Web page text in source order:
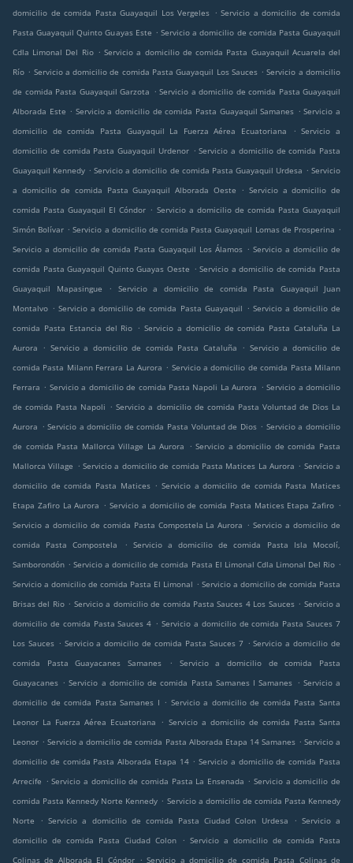
domicilio de comida Pasta Guayaquil Los Vergeles . Servicio a domicilio de comida
Pasta Guayaquil Quinto Guayas Este . Servicio a domicilio de comida Pasta Guayaquil
Cdla Limonal Del Rio . Servicio a domicilio de comida Pasta Guayaquil Acuarela del
Río . Servicio a domicilio de comida Pasta Guayaquil Los Sauces . Servicio a domicilio
de comida Pasta Guayaquil Garzota . Servicio a domicilio de comida Pasta Guayaquil
Alborada Este . Servicio a domicilio de comida Pasta Guayaquil Samanes . Servicio a
domicilio de comida Pasta Guayaquil La Fuerza Aérea Ecuatoriana
. Servicio a
domicilio de comida Pasta Guayaquil Urdenor . Servicio a domicilio de comida Pasta
Guayaquil Kennedy . Servicio a domicilio de comida Pasta Guayaquil Urdesa . Servicio
a domicilio de comida Pasta Guayaquil Alborada Oeste
. Servicio a domicilio de
comida Pasta Guayaquil El Cóndor . Servicio a domicilio de comida Pasta Guayaquil
Simón Bolívar . Servicio a domicilio de comida Pasta Guayaquil Lomas de Prosperina .
Servicio a domicilio de comida Pasta Guayaquil Los Álamos . Servicio a domicilio de
comida Pasta Guayaquil Quinto Guayas Oeste . Servicio a domicilio de comida Pasta
Guayaquil Mapasingue
.
Servicio a domicilio de comida Pasta Guayaquil Juan
Montalvo . Servicio a domicilio de comida Pasta Guayaquil . Servicio a domicilio de
comida Pasta Estancia del Rio . Servicio a domicilio de comida Pasta Cataluña La
Aurora
. Servicio a domicilio de comida Pasta Cataluña . Servicio a domicilio de
comida Pasta Milann Ferrara La Aurora . Servicio a domicilio de comida Pasta Milann
Ferrara . Servicio a domicilio de comida Pasta Napoli La Aurora . Servicio a domicilio
de comida Pasta Napoli . Servicio a domicilio de comida Pasta Voluntad de Dios La
Aurora . Servicio a domicilio de comida Pasta Voluntad de Dios . Servicio a domicilio
de comida Pasta Mallorca Village La Aurora
. Servicio a domicilio de comida Pasta
Mallorca Village . Servicio a domicilio de comida Pasta Matices La Aurora . Servicio a
domicilio de comida Pasta Matices . Servicio a domicilio de comida Pasta Matices
Etapa Zafiro La Aurora . Servicio a domicilio de comida Pasta Matices Etapa Zafiro .
Servicio a domicilio de comida Pasta Compostela La Aurora . Servicio a domicilio de
comida Pasta Compostela
. Servicio a domicilio de comida Pasta Isla Mocolí,
Samborondón . Servicio a domicilio de comida Pasta El Limonal Cdla Limonal Del Rio .
Servicio a domicilio de comida Pasta El Limonal . Servicio a domicilio de comida Pasta
Brisas del Rio . Servicio a domicilio de comida Pasta Sauces 4 Los Sauces . Servicio a
domicilio de comida Pasta Sauces 4 . Servicio a domicilio de comida Pasta Sauces 7
Los Sauces . Servicio a domicilio de comida Pasta Sauces 7 . Servicio a domicilio de
comida Pasta Guayacanes Samanes
.
Servicio a domicilio de comida Pasta
Guayacanes . Servicio a domicilio de comida Pasta Samanes I Samanes . Servicio a
domicilio de comida Pasta Samanes I . Servicio a domicilio de comida Pasta Santa
Leonor La Fuerza Aérea Ecuatoriana
. Servicio a domicilio de comida Pasta Santa
Leonor . Servicio a domicilio de comida Pasta Alborada Etapa 14 Samanes . Servicio a
domicilio de comida Pasta Alborada Etapa 14 . Servicio a domicilio de comida Pasta
Arrecife . Servicio a domicilio de comida Pasta La Ensenada . Servicio a domicilio de
comida Pasta Kennedy Norte Kennedy . Servicio a domicilio de comida Pasta Kennedy
Norte
. Servicio a domicilio de comida Pasta Ciudad Colon Urdesa . Servicio a
domicilio de comida Pasta Ciudad Colon
. Servicio a domicilio de comida Pasta
Colinas de Alborada El Cóndor
. Servicio a domicilio de comida Pasta Colinas de